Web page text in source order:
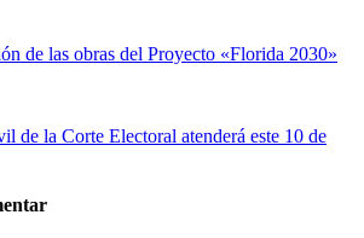
de las obras del Proyecto «Florida 2030»
de la Corte Electoral atenderá este 10 de